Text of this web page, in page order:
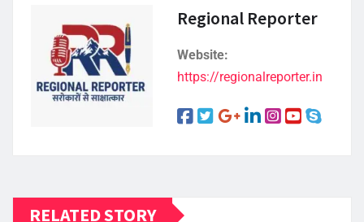
Regional Reporter
Website:
https://regionalreporter.in
RELATED STORY